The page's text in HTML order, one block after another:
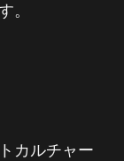
。
カルチャー